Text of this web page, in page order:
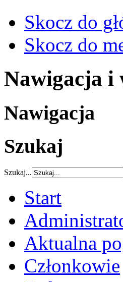
Skocz do
Skocz do
Nawigacja i
Nawigacja
Szukaj
Szukaj...
Start
Aktualna
Członkowie